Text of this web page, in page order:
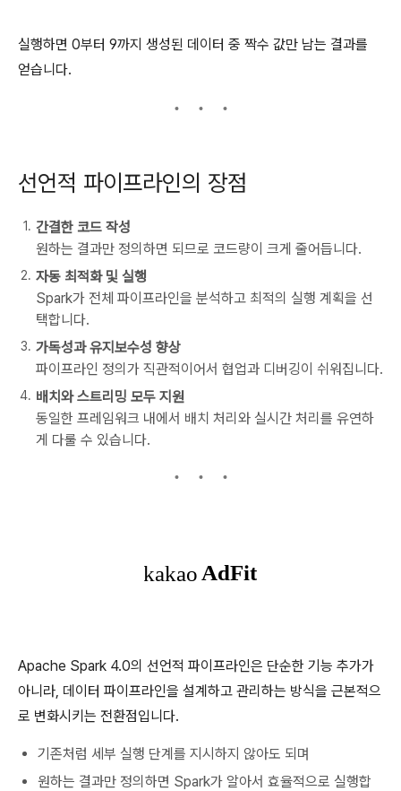
실행하면 0부터 9까지 생성된 데이터 중 짝수 값만 남는 결과를
얻습니다.
선언적 파이프라인의 장점
간결한 코드 작성
원하는 결과만 정의하면 되므로 코드량이 크게 줄어듭니다.
자동 최적화 및 실행
Spark가 전체 파이프라인을 분석하고 최적의 실행 계획을 선
택합니다.
가독성과 유지보수성 향상
파이프라인 정의가 직관적이어서 협업과 디버깅이 쉬워집니다.
배치와 스트리밍 모두 지원
동일한 프레임워크 내에서 배치 처리와 실시간 처리를 유연하
게 다룰 수 있습니다.
Apache Spark 4.0의 선언적 파이프라인은 단순한 기능 추가가
아니라, 데이터 파이프라인을 설계하고 관리하는 방식을 근본적으
로 변화시키는 전환점입니다.
기존처럼 세부 실행 단계를 지시하지 않아도 되며
원하는 결과만 정의하면 Spark가 알아서 효율적으로 실행합